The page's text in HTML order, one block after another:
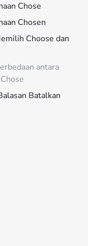
Chose
Chosen
Choose dan
antara
Batalkan